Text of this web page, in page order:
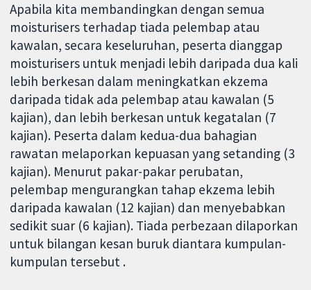
Apabila kita membandingkan dengan semua
moisturisers terhadap tiada pelembap atau
kawalan, secara keseluruhan, peserta dianggap
moisturisers untuk menjadi lebih daripada dua kali
lebih berkesan dalam meningkatkan ekzema
daripada tidak ada pelembap atau kawalan (5
kajian), dan lebih berkesan untuk kegatalan (7
kajian). Peserta dalam kedua-dua bahagian
rawatan melaporkan kepuasan yang setanding (3
kajian). Menurut pakar-pakar perubatan,
pelembap mengurangkan tahap ekzema lebih
daripada kawalan (12 kajian) dan menyebabkan
sedikit suar (6 kajian). Tiada perbezaan dilaporkan
untuk bilangan kesan buruk diantara kumpulan-
kumpulan tersebut .